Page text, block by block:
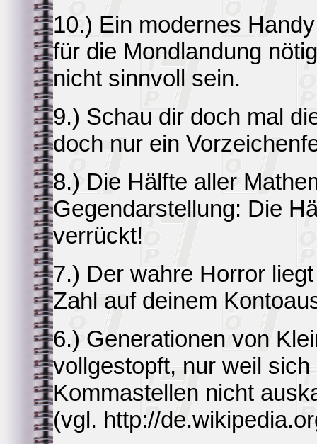
10.) Ein modernes
für die Mondlandung
nicht sinnvoll sein.
9.) Schau dir doch mal
doch nur ein
8.) Die Hälfte aller
Gegendarstellung: Die
verrückt!
7.) Der wahre Horror
Zahl auf deinem
6.) Generationen von
vollgestopft, nur weil
Kommastellen nicht
(vgl. http://